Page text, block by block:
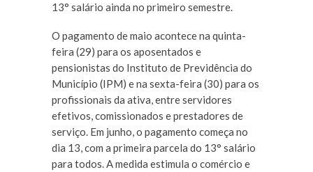
13° salário ainda no primeiro semestre.
O pagamento de maio acontece na quinta-
feira (29) para os aposentados e
pensionistas do Instituto de Previdência do
Município (IPM) e na sexta-feira (30) para os
profissionais da ativa, entre servidores
efetivos, comissionados e prestadores de
serviço. Em junho, o pagamento começa no
dia 13, com a primeira parcela do 13° salário
para todos. A medida estimula o comércio e